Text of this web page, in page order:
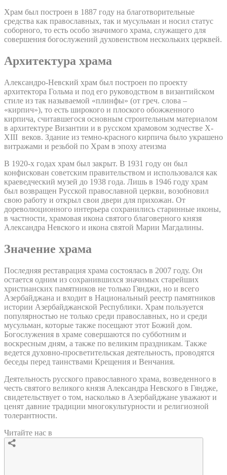
Храм был построен в 1887 году на благотворительные
средства как православных, так и мусульман и носил статус
соборного, то есть особо значимого храма, служащего для
совершения богослужений духовенством нескольких церквей.
Архитектура храма
Александро-Невский храм был построен по проекту
архитектора Гольма и под его руководством в византийском
стиле из так называемой «плинфы» (от греч. слова –
«кирпич»), то есть широкого и плоского обожженного
кирпича, считавшегося основным строительным материалом
в архитектуре Византии и в русском храмовом зодчестве X-
XIII веков. Здание из темно-красного кирпича было украшено
витражами и резьбой по Храм в эпоху атеизма
В 1920-х годах храм был закрыт. В 1931 году он был
конфискован советским правительством и использовался как
краеведческий музей до 1938 года. Лишь в 1946 году храм
был возвращен Русской православной церкви, возобновил
свою работу и открыл свои двери для прихожан. От
дореволюционного интерьера сохранились старинные иконы,
в частности, храмовая икона святого благоверного князя
Александра Невского и икона святой Марии Магдалины.
Значение храма
Последняя реставрация храма состоялась в 2007 году. Он
остается одним из сохранившихся значимых старейших
христианских памятников не только Гянджи, но и всего
Азербайджана и входит в Национальный реестр памятников
истории Азербайджанской Республики. Храм пользуется
популярностью не только среди православных, но и среди
мусульман, которые также посещают этот Божий дом.
Богослужения в храме совершаются по субботним и
воскресным дням, а также по великим праздникам. Также
ведется духовно-просветительская деятельность, проводятся
беседы перед таинствами Крещения и Венчания.
Деятельность русского православного храма, возведенного в
честь святого великого князя Александра Невского в Гяндже,
свидетельствует о том, насколько в Азербайджане уважают и
ценят давние традиции многокультурности и религиозной
толерантности.
Читайте нас в